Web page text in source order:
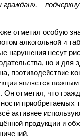
–
отметил особую
алкогольной и
нарушения несут
но и для
противодействие
является
Он отметил, что
приобретаемых
активнее
продукции и